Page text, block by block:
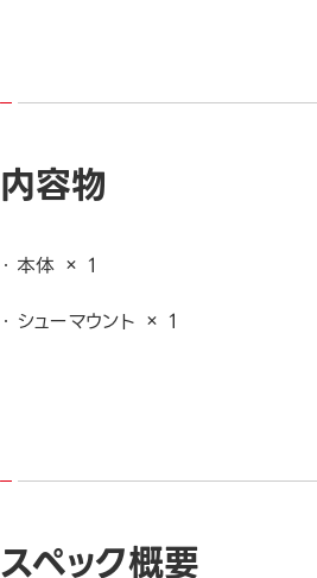
内容物
本体 × 1
シューマウント × 1
スペック概要